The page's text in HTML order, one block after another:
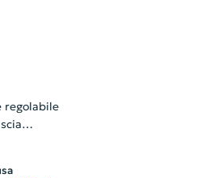
regolabile